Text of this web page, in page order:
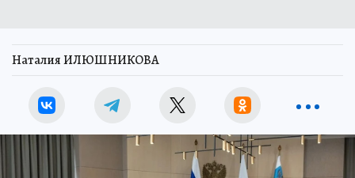
Наталия ИЛЮШНИКОВА